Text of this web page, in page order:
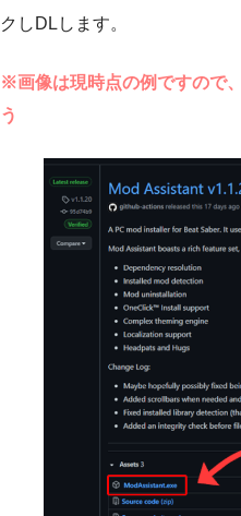
クしDLします。
※画像は現時点の例ですので
う